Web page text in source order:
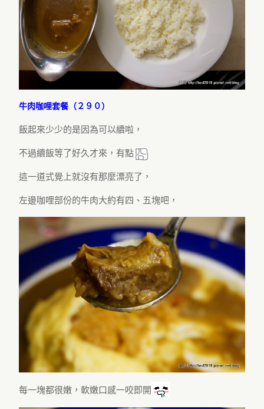
牛肉咖哩套餐（２９０）
飯起來少少的是因為可以續啦，
不過續飯等了好久才來，有點
這一道式覺上就沒有那麼漂亮了，
左邊咖哩部份的牛肉大約有四、五塊吧，
每一塊都很嫩，軟嫩口感一咬即開